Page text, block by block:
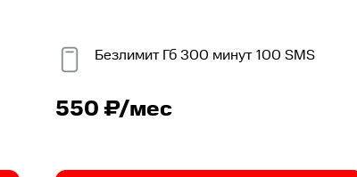
БезлимитГб300 минут100 SMS
550₽/мес